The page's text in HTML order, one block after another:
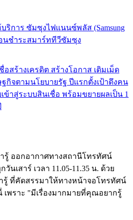
ริการ ซัมซุงไฟแนนซ์พลัส (Samsung
อนชำระสมาร์ททีวีซัมซุง
อสร้างเครดิต สร้างโอกาส เติมเม็ด
ฐกิจตามนโยบายรัฐ ปีแรกตั้งเป้าดึงคน
ข้าสู่ระบบสินเชื่อ พร้อมขยายผลเป็น 1
ารู้ ออกอากาศทางสถานีโทรทัศน์
นเสาร์ เวลา 11.05-11.35 น. ด้วย
รู้ ที่คัดสรรมาให้ทางหน้าจอโทรทัศน์
เพราะ "มีเรื่องมากมายที่คุณอยากรู้